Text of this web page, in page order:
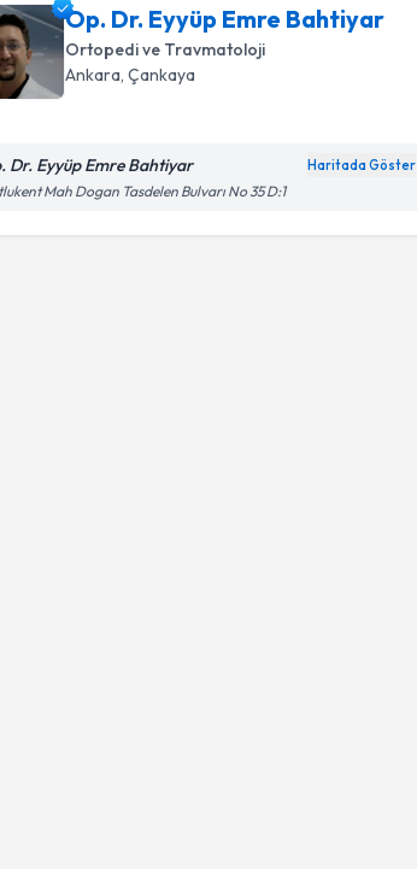
Op. Dr. Eyyüp Emre Bahtiyar
Ortopedi ve Travmatoloji
Ankara, Çankaya
Dr. Eyyüp Emre Bahtiyar Haritada Göster
Mah Dogan Tasdelen Bulvarı No 35 D:1